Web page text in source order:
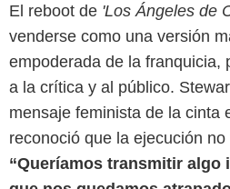
El reboot de 'Los Ángeles de
venderse como una versión
empoderada de la franquicia,
a la crítica y al público.
mensaje feminista de la cinta
reconoció que la ejecución no
“Queríamos transmitir algo